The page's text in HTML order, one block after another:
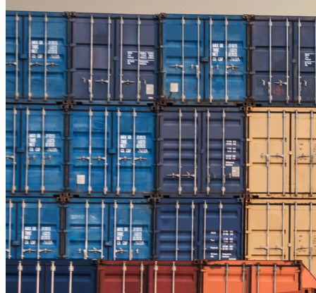
Jakarta – Gorontalo
Jakarta – Samarinda
Makassar
Makassar – Balikpapan
Makassar – Samarinda
Makassar – Ambon
Makassar – Halmahera Tengah
Makassar – Manado
Makassar – Ternate
Makassar – Biak
Makassar – Timika
Makassar – Fakfak
Makassar – Tual
Makassar – Jayapura
Makassar – Kaimana
Makassar – Sorong
Makassar – Manokwari
Makassar – Merauke
Makassar – Nabire
Makassar – Papua
Makassar – Serui